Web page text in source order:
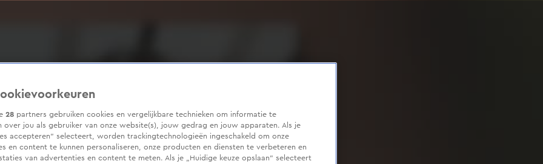
28 partners gebruiken cookies en vergelijkbare technieken om informatie te
over jou als gebruiker van onze website(s), jouw gedrag en jouw apparaten. Als je
accepteren” selecteert, worden trackingtechnologieën ingeschakeld om onze
en content te kunnen personaliseren, onze producten en diensten te verbeteren en
van advertenties en content te meten. Als je „Huidige keuze opslaan” selecteert